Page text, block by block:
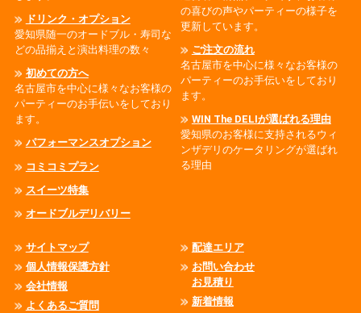
ドリンク・オプション
愛知県随一のオードブル・寿司な
どの品揃えと演出料理の数々
初めての方へ
名古屋市を中心に様々なお客様の
パーティーのお手伝いをしており
ます。
パフォーマンスオプション
コミコミプラン
スイーツ特集
オードブルデリバリー
の喜びの声やパーティーの様子を
更新しています。
ご注文の流れ
名古屋市を中心に様々なお客様の
パーティーのお手伝いをしており
ます。
WIN The DELIが選ばれる理由
愛知県のお客様に支持されるウィ
ンザデリのケータリングが選ばれ
る理由
サイトマップ
個人情報保護方針
会社情報
よくあるご質問
配達エリア
お問い合わせ
お見積り
新着情報